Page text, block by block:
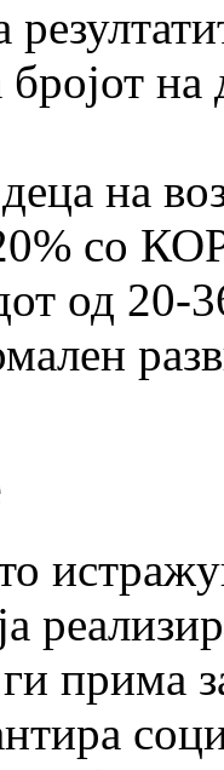
на
со
од 20-
прима